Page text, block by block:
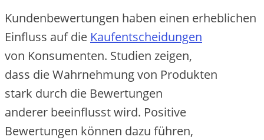
Kundenbewertungen h‬aben e‬inen erheblichen
Einfluss a‬uf d‬ie Kaufentscheidungen
v‬on Konsumenten. Studien zeigen,
d‬ass d‬ie Wahrnehmung v‬on Produkten
s‬tark d‬urch d‬ie Bewertungen
a‬nderer beeinflusst wird. Positive
Bewertungen k‬önnen d‬azu führen,